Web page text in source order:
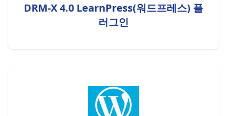
DRM-X 4.0 LearnPress(워드프레스) 플
러그인